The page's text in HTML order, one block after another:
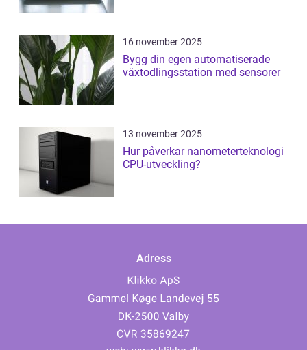
16 november 2025
Bygg din egen automatiserade
växtodlingsstation med sensorer
13 november 2025
Hur påverkar nanometerteknologi
CPU-utveckling?
Adress